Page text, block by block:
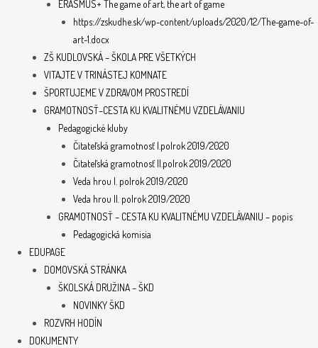
ERASMUS+ The game of art, the art of game
https://zskudhe.sk/wp-content/uploads/2020/12/The-game-of-
art-1.docx
ZŠ KUDLOVSKÁ – ŠKOLA PRE VŠETKÝCH
VITAJTE V TRINÁSTEJ KOMNATE
ŠPORTUJEME V ZDRAVOM PROSTREDÍ
GRAMOTNOSŤ–CESTA KU KVALITNÉMU VZDELÁVANIU
Pedagogické kluby
Čitateľská gramotnosť I.polrok 2019/2020
Čitateľská gramotnosť II.polrok 2019/2020
Veda hrou I. polrok 2019/2020
Veda hrou II. polrok 2019/2020
GRAMOTNOSŤ – CESTA KU KVALITNÉMU VZDELÁVANIU – popis
Pedagogická komisia
EDUPAGE
DOMOVSKÁ STRÁNKA
ŠKOLSKÁ DRUŽINA – ŠKD
NOVINKY ŠKD
ROZVRH HODÍN
DOKUMENTY